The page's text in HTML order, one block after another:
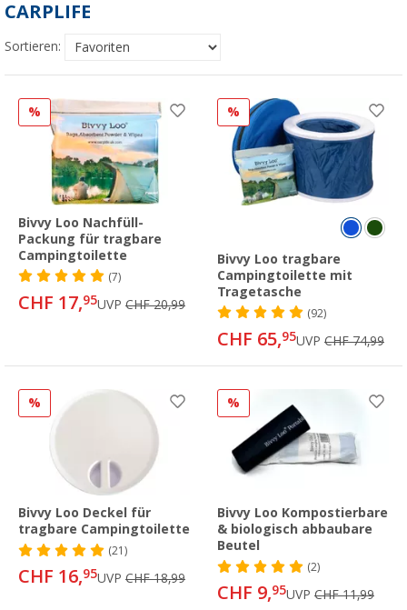
CARPLIFE
Sortieren:
%
Bivvy Loo Nachfüll-
Packung für tragbare
Campingtoilette
(7)
CHF 17,95UVP CHF 20,99
%
Bivvy Loo tragbare
Campingtoilette mit
Tragetasche
(92)
CHF 65,95UVP CHF 74,99
%
Bivvy Loo Deckel für
tragbare Campingtoilette
(21)
CHF 16,95UVP CHF 18,99
%
Bivvy Loo Kompostierbare
& biologisch abbaubare
Beutel
(2)
CHF 9,95UVP CHF 11,99